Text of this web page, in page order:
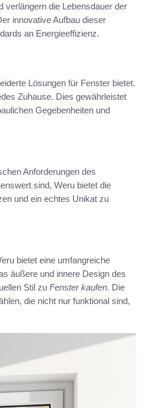
verlängern die Lebensdauer der
innovative Aufbau dieser
an Energieeffizienz.
Lösungen für Fenster bietet.
Zuhause. Dies gewährleistet
Gegebenheiten und
Anforderungen des
sind, Weru bietet die
und ein echtes Unikat zu
bietet eine umfangreiche
äußere und innere Design des
Stil zu Fenster kaufen. Die
die nicht nur funktional sind,